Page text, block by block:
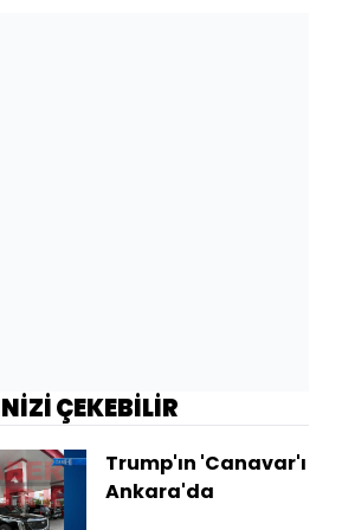
ÇEKEBİLİR
Trump'ın 'Canavar'ı
Ankara'da